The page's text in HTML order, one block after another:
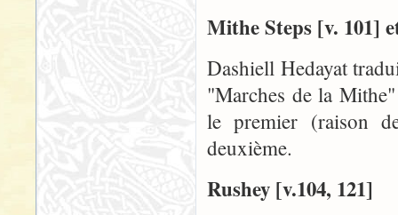
Mithe Steps [v. 101]
Dashiell Hedayat
"Marches de la
le premier (raison
deuxième.
Rushey [v.104, 121]